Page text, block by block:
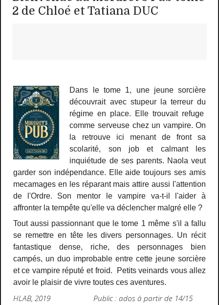
2 de Chloé et Tatiana DUC
Dans le tome 1, une jeune sorcière
découvrait avec stupeur la terreur du
régime en place. Elle trouvait refuge
comme serveuse chez un vampire. On
la retrouve ici menant de front sa
scolarité, son job et calmant les
inquiétude de ses parents. Naola veut
garder son indépendance. Elle aide toujours ses amis
mecamages en les réparant mais attire aussi l'attention
de l'Ordre. Son mentor le vampire va-t-il l'aider à
affronter la tempête qu'elle va déclencher malgré elle ?
Tout aussi passionnant que le tome 1 même s'il a fallu
se remettre en tête les divers personnages. Un récit
fantastique dense, riche, des personnages bien
campés, un duo improbable entre cette jeune sorcière
et ce vampire réputé et froid. Petits veinards vous allez
avoir le plaisir de vivre toutes ces aventures.
HLAB, 2019 Public : ados à partir de 14/15